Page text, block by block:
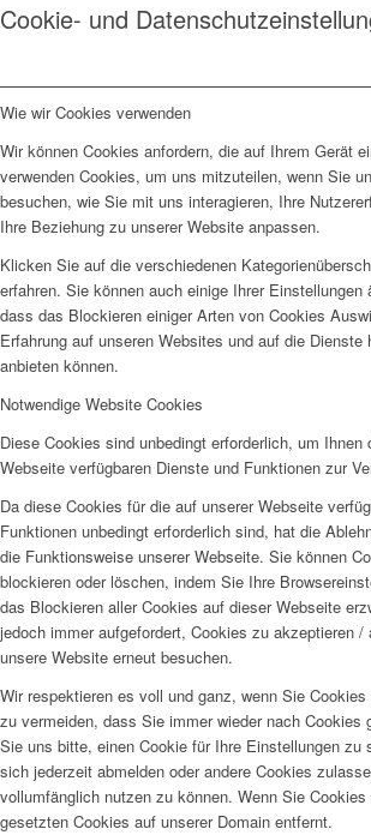
Cookie- und
Wie wir Cookies verwenden
Wir können Cookies anfordern, die auf Ihrem Gerät
verwenden Cookies, um uns mitzuteilen, wenn Sie
besuchen, wie Sie mit uns interagieren, Ihre
Ihre Beziehung zu unserer Website anpassen.
Klicken Sie auf die verschiedenen
erfahren. Sie können auch einige Ihrer Einstellungen
dass das Blockieren einiger Arten von Cookies
Erfahrung auf unseren Websites und auf die Dienste
anbieten können.
Notwendige Website Cookies
Diese Cookies sind unbedingt erforderlich, um Ihnen
Webseite verfügbaren Dienste und Funktionen zur
Da diese Cookies für die auf unserer Webseite
Funktionen unbedingt erforderlich sind, hat die
die Funktionsweise unserer Webseite. Sie können
blockieren oder löschen, indem Sie Ihre
das Blockieren aller Cookies auf dieser Webseite
jedoch immer aufgefordert, Cookies zu akzeptieren /
unsere Website erneut besuchen.
Wir respektieren es voll und ganz, wenn Sie
zu vermeiden, dass Sie immer wieder nach Cookies
Sie uns bitte, einen Cookie für Ihre Einstellungen zu
sich jederzeit abmelden oder andere Cookies
vollumfänglich nutzen zu können. Wenn Sie
gesetzten Cookies auf unserer Domain entfernt.